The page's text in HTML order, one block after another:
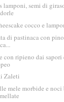
lamponi, semi di
cocco e
di pastinaca con
con ripieno dai sapori
Zaleti
mele morbide e noci